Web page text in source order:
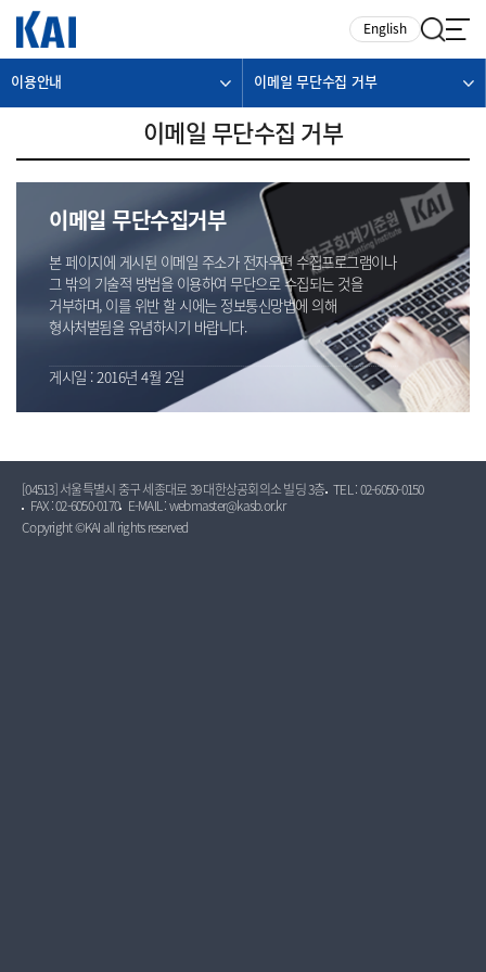
English
이용안내 이메일 무단수집 거부
이메일 무단수집 거부
이메일 무단수집거부
본 페이지에 게시된 이메일 주소가 전자우편 수집프로그램이나
그 밖의 기술적 방법을 이용하여 무단으로 수집되는 것을
거부하며, 이를 위반 할 시에는 정보통신망법에 의해
형사처벌됨을 유념하시기 바랍니다.
게시일 : 2016년 4월 2일
[04513] 서울특별시 중구 세종대로 39 대한상공회의소 빌딩 3층 TEL : 02-6050-0150
FAX : 02-6050-0170
E-MAIL : webmaster@kasb.or.kr
Copyright ©KAI all rights reserved